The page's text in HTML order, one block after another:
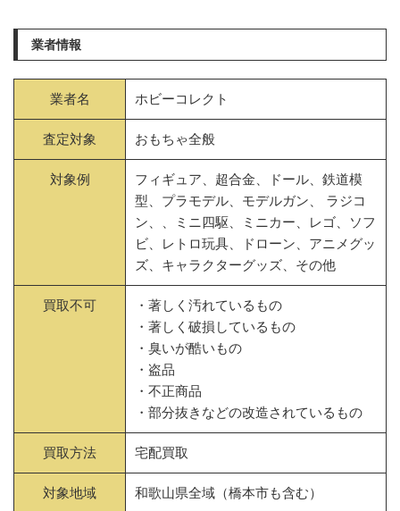
業者情報
業者名 ホビーコレクト
査定対象 おもちゃ全般
対象例
フィギュア、超合金、ドール、鉄道模
型、プラモデル、モデルガン、 ラジコ
ン、、ミニ四駆、ミニカー、レゴ、ソフ
ビ、レトロ玩具、ドローン、アニメグッ
ズ、キャラクターグッズ、その他
買取不可
・著しく汚れているもの
・著しく破損しているもの
・臭いが酷いもの
・盗品
・不正商品
・部分抜きなどの改造されているもの
買取方法 宅配買取
対象地域 和歌山県全域（橋本市も含む）